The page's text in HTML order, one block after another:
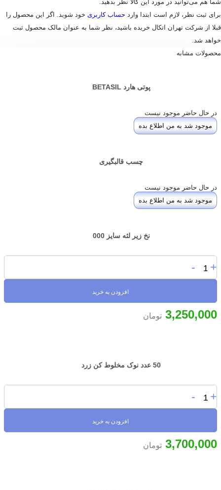
شما هم می‌توانید در مورد این کالا نظر بدهید.
برای ثبت نظر، لازم است ابتدا وارد حساب کاربری خود شوید. اگر این محصول را
قبلا از شرکت تهران اتکال خریده باشید، نظر شما به عنوان مالک محصول ثبت
خواهد شد.
محصولات مشابه
پوتی هارد BETASIL
در حال حاضر موجود نیست
موجود شد به من اطلاع بده
چسب قالبگیری
در حال حاضر موجود نیست
موجود شد به من اطلاع بده
نخ زیر لثه سایز 000
+
-
افزودن به خرید
3,250,000 تومان
50 عدد نوک مخلوط کن زرد
+
-
افزودن به خرید
3,700,000 تومان